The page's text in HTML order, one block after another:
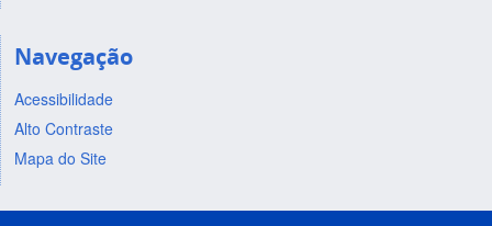
Navegação
Acessibilidade
Alto Contraste
Mapa do Site